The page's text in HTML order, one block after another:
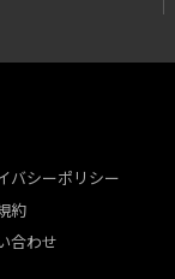
バシーポリシー
約
合わせ